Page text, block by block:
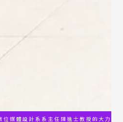
位媒體設計系系主任陳進士教授的大力協